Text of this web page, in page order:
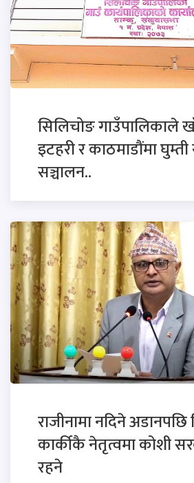
सिलिचोङ गाउँपालिकाले
इटहरी र काठमाडौंमा
सञ्चालन..
राजीनामा नदिने
कार्कीकै नेतृत्वमा कोशी
रहने